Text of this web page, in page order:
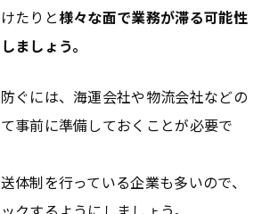
たりと様々な面で業務が滞る可能性
ましょう。
ぐには、海運会社や物流会社などの
事前に準備しておくことが必要で
体制を行っている企業も多いので、